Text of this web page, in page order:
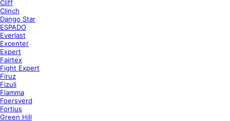
Cliff
Clinch
Dango Star
ESPADO
Everlast
Excenter
Expert
Fairtex
Fight Expert
Firuz
Fizuli
Flamma
Foersverd
Fortius
Green Hill